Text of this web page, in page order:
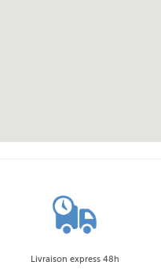
Livraison express 48h